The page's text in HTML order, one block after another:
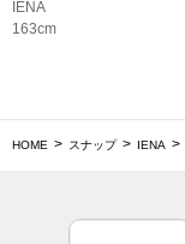
IENA
163cm
HOME スナップ IENA